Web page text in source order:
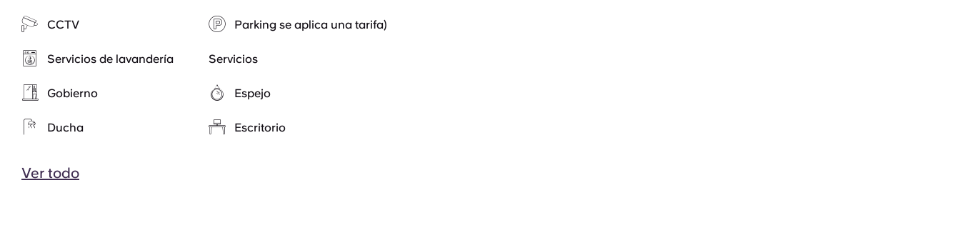
CCTV Parking se aplica una tarifa)
Servicios de lavandería Servicios
Gobierno Espejo
Ducha Escritorio
Ver todo